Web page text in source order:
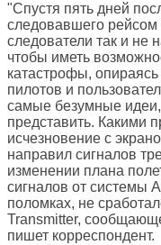
"Спустя пять дней
следовавшего
следователи так и не
чтобы иметь
катастрофы,
пилотов и
самые безумные
представить. Какими
исчезновение с
направил сигналов
изменении плана
сигналов от системы
поломках, не
Transmitter,
пишет корреспондент.